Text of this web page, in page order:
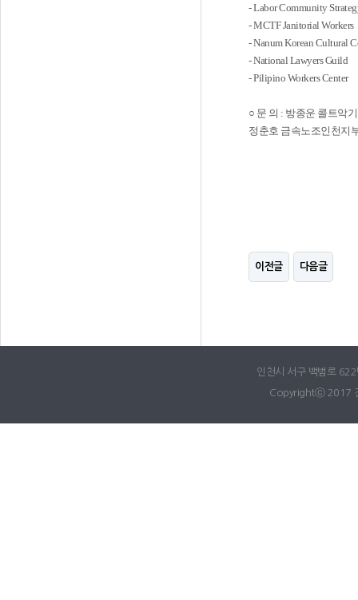
- Labor Community
- MCTF Janitorial Workers
- Nanum Korean Cultural
- National Lawyers Guild
- Pilipino Workers Center
○ 문 의 : 방종운 콜트악
정춘호 금속노조인천지
이전글 다음글
인천시 서구 백범로
Copyrightⓒ 2017